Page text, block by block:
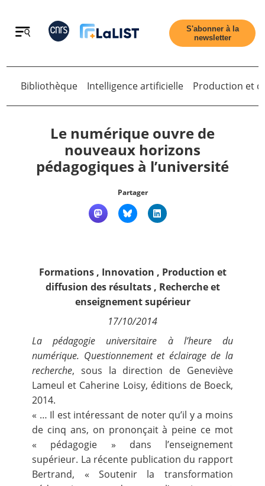
Retour
Accueil
Contact
S'abonner à la
newsletter
Retour
Bibliothèque Intelligence artificielle Production et
Le numérique ouvre de
nouveaux horizons
pédagogiques à l’université
Partager
Formations, Innovation , Production et
diffusion des résultats, Recherche et
enseignement supérieur
17/10/2014
La pédagogie universitaire à l’heure du
numérique. Questionnement et éclairage de la
recherche, sous la direction de Geneviève
Lameul et Caherine Loisy, éditions de Boeck,
2014.
« … Il est intéressant de noter qu’il y a moins
de cinq ans, on prononçait à peine ce mot
« pédagogie » dans l’enseignement
supérieur. La récente publication du rapport
Bertrand, « Soutenir la transformation